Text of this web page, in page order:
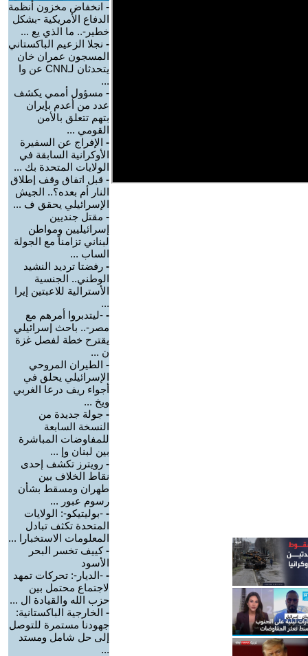
- انخفاض مخزون أنظمة
الدفاع الأمريكية -بشكل
خطير-.. ما الذي يع ...
- نجلا الزعيم الباكستاني
المسجون عمران خان
يتحدثان لـCNN عن وا
...
- مسؤول أممي يكشف
عدد من أعدم بإيران
بتهم تتعلق بالأمن
القومي ...
- الإفراج عن السفيرة
الأوكرانية السابقة في
الولايات المتحدة بك ...
- قبل اتفاق وقف إطلاق
النار أم بعده؟.. الجيش
الإسرائيلي يحقق ف ...
- مقتل جنديين
إسرائيليين ومواطن
لبناني تزامناً مع الجولة
الساب ...
- رفضتا ترديد النشيد
الوطني.. الجنسية
الأسترالية للاعبتين إيرا
...
- -ليتدبروا أمرهم مع
مصر-.. باحث إسرائيلي
يقترح خطة لفصل غزة
ن ...
- الطيران المروحي
الإسرائيلي يحلق في
أجواء ريف درعا الغربي
ويخ ...
- جولة جديدة من
النسخة السابعة
للمفاوضات المباشرة
بين لبنان وإ ...
- رويترز تكشف إحدى
نقاط الخلاف بين
طهران ومسقط بشأن
رسوم عبور ...
- -بوليتيكو-: الولايات
المتحدة تكثف تبادل
المعلومات الاستخبارا ...
-كييف تخسر البحر
الأسود
- -الديار-: تحركات تمهد
لاجتماع محتمل بين
حزب الله والقيادة ال ...
- الخارجية الباكستانية:
جهودنا مستمرة للتوصل
إلى حل شامل ومستد
...